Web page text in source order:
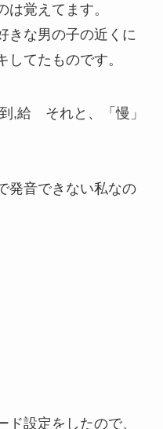
覚えてます。
きな男の子の近くに
てたものです。
,給 それと、「慢」
発音できない私なの
ド設定をしたので、